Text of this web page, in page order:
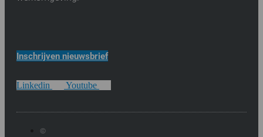
Inschrijven nieuwsbrief
Linkedin Youtube
©